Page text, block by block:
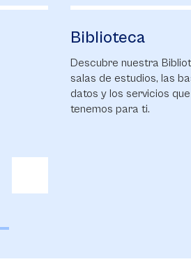
Alumni Sabana
Entérate de las últimas
novedades para nuestra
comunidad de graduados.